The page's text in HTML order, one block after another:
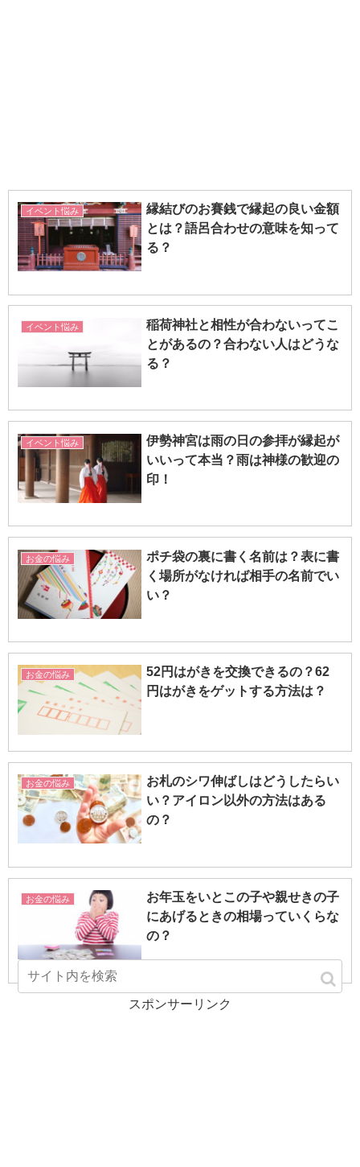
イベント悩み
縁結びのお賽銭で縁起の良い金額
とは？語呂合わせの意味を知って
る？
イベント悩み
稲荷神社と相性が合わないってこ
とがあるの？合わない人はどうな
る？
イベント悩み
伊勢神宮は雨の日の参拝が縁起が
いいって本当？雨は神様の歓迎の
印！
お金の悩み
ポチ袋の裏に書く名前は？表に書
く場所がなければ相手の名前でい
い？
お金の悩み
52円はがきを交換できるの？62
円はがきをゲットする方法は？
お金の悩み
お札のシワ伸ばしはどうしたらい
い？アイロン以外の方法はある
の？
お金の悩み
お年玉をいとこの子や親せきの子
にあげるときの相場っていくらな
の？
スポンサーリンク